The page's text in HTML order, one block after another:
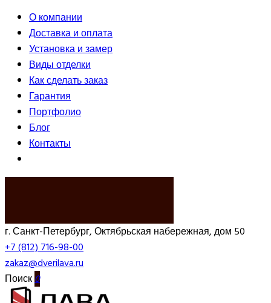
О компании
Доставка и оплата
Установка и замер
Виды отделки
Как сделать заказ
Гарантия
Портфолио
Блог
Контакты
г. Санкт-Петербург, Октябрьская набережная, дом 50
+7 (812) 716-98-00
zakaz@dverilava.ru
Поиск0